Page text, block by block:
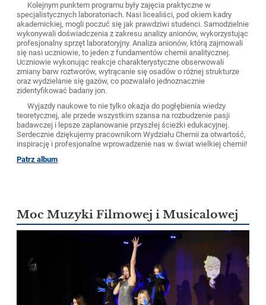
Kolejnym punktem programu były zajęcia praktyczne w
specjalistycznych laboratoriach. Nasi licealiści, pod okiem kadry
akademickiej, mogli poczuć się jak prawdziwi studenci. Samodzielnie
wykonywali doświadczenia z zakresu analizy anionów, wykorzystując
profesjonalny sprzęt laboratoryjny. Analiza anionów, którą zajmowali
się nasi uczniowie, to jeden z fundamentów chemii analitycznej.
Uczniowie wykonując reakcje charakterystyczne obserwowali
zmiany barw roztworów, wytrącanie się osadów o różnej strukturze
oraz wydzielanie się gazów, co pozwalało jednoznacznie
zidentyfikować badany jon.
Wyjazdy naukowe to nie tylko okazja do pogłębienia wiedzy
teoretycznej, ale przede wszystkim szansa na rozbudzenie pasji
badawczej i lepsze zaplanowanie przyszłej ścieżki edukacyjnej.
Serdecznie dziękujemy pracownikom Wydziału Chemii za otwartość,
inspirację i profesjonalne wprowadzenie nas w świat wielkiej chemii!
Patrz album
Moc Muzyki Filmowej i Musicalowej